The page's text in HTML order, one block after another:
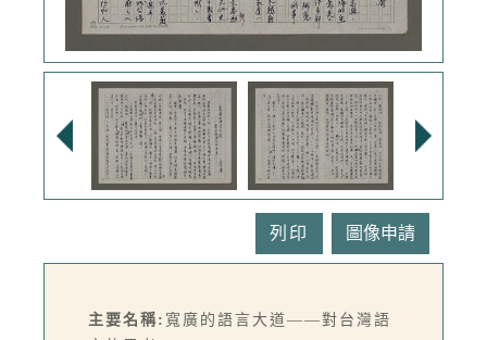
列印
主要名稱: 寬廣的語言大道——對台灣語